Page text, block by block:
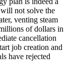
not solve the
venting steam
of dollars in
cancellation
job creation and
have rejected